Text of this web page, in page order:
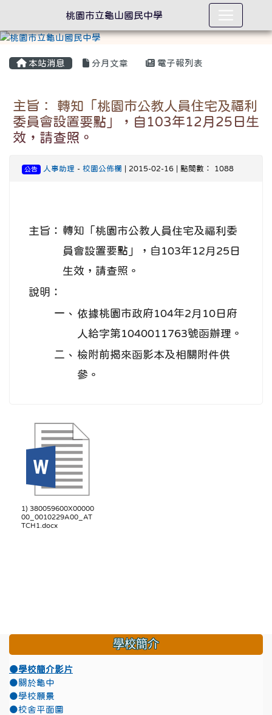
本站消息 分月文章 電子報列表
主旨： 轉知「桃園市公教人員住宅及福利
委員會設置要點」，自103年12月25日生
效，請查照。
公告 人事助理 - 校園公佈欄 | 2015-02-16 | 點閱數： 1088
主旨： 轉知「桃園市公教人員住宅及福利委
員會設置要點」，自103年12月25日
生效，請查照。
說明：
一、 依據桃園市政府104年2月10日府
人給字第1040011763號函辦理。
二、 檢附前揭來函影本及相關附件供
參。
1) 380059600X00000
00_0010229A00_AT
TCH1.docx
學校簡介
●學校簡介影片
●關於龜中
●學校願景
●校舍平面圖
桃園市立龜山國民中學